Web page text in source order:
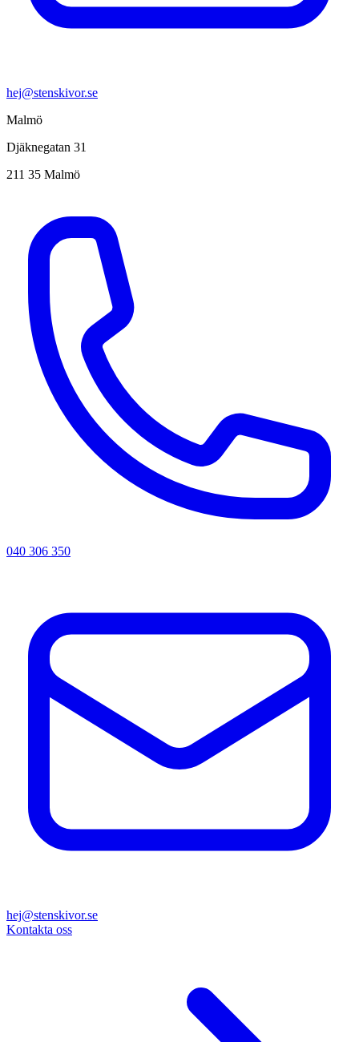
hej@stenskivor.se
Malmö
Djäknegatan 31
211 35 Malmö
040 306 350
hej@stenskivor.se
Kontakta oss